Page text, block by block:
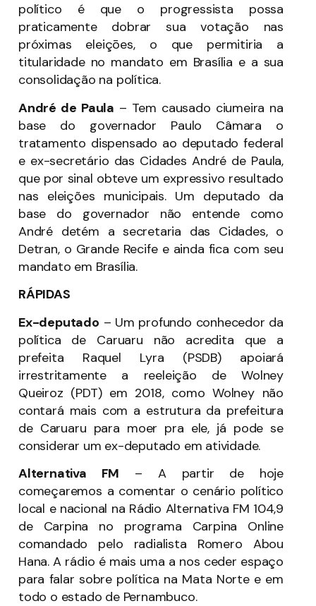
político é que o progressista possa
praticamente dobrar sua votação nas
próximas eleiçōes, o que permitiria a
titularidade no mandato em Brasília e a sua
consolidação na política.
André de Paula – Tem causado ciumeira na
base do governador Paulo Câmara o
tratamento dispensado ao deputado federal
e ex-secretário das Cidades André de Paula,
que por sinal obteve um expressivo resultado
nas eleições municipais. Um deputado da
base do governador não entende como
André detém a secretaria das Cidades, o
Detran, o Grande Recife e ainda fica com seu
mandato em Brasília.
RÁPIDAS
Ex-deputado – Um profundo conhecedor da
política de Caruaru não acredita que a
prefeita Raquel Lyra (PSDB) apoiará
irrestritamente a reeleição de Wolney
Queiroz (PDT) em 2018, como Wolney não
contará mais com a estrutura da prefeitura
de Caruaru para moer pra ele, já pode se
considerar um ex-deputado em atividade.
Alternativa FM – A partir de hoje
começaremos a comentar o cenário político
local e nacional na Rádio Alternativa FM 104,9
de Carpina no programa Carpina Online
comandado pelo radialista Romero Abou
Hana. A rádio é mais uma a nos ceder espaço
para falar sobre política na Mata Norte e em
todo o estado de Pernambuco.